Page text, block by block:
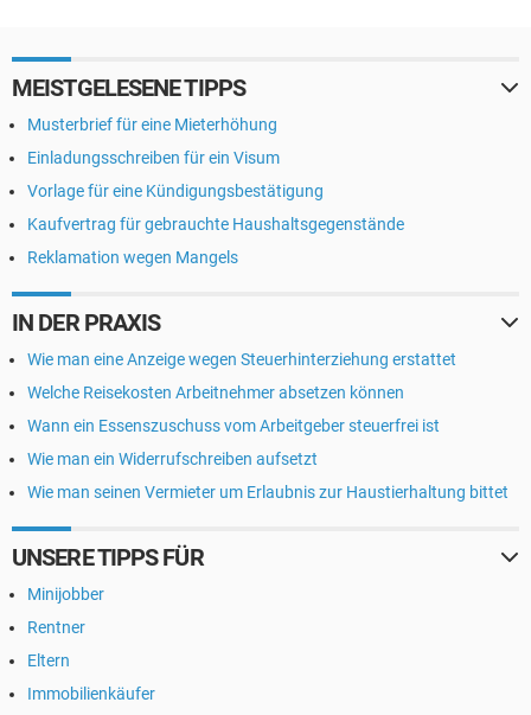
MEISTGELESENE TIPPS
Musterbrief für eine Mieterhöhung
Einladungsschreiben für ein Visum
Vorlage für eine Kündigungsbestätigung
Kaufvertrag für gebrauchte Haushaltsgegenstände
Reklamation wegen Mangels
IN DER PRAXIS
Wie man eine Anzeige wegen Steuerhinterziehung erstattet
Welche Reisekosten Arbeitnehmer absetzen können
Wann ein Essenszuschuss vom Arbeitgeber steuerfrei ist
Wie man ein Widerrufschreiben aufsetzt
Wie man seinen Vermieter um Erlaubnis zur Haustierhaltung bittet
UNSERE TIPPS FÜR
Minijobber
Rentner
Eltern
Immobilienkäufer